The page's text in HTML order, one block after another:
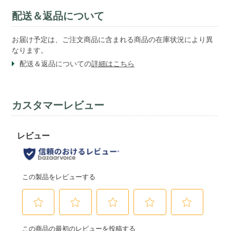
配送＆返品について
お届け予定は、ご注文商品に含まれる商品の在庫状況により異
なります。
配送＆返品についての詳細はこちら
カスタマーレビュー